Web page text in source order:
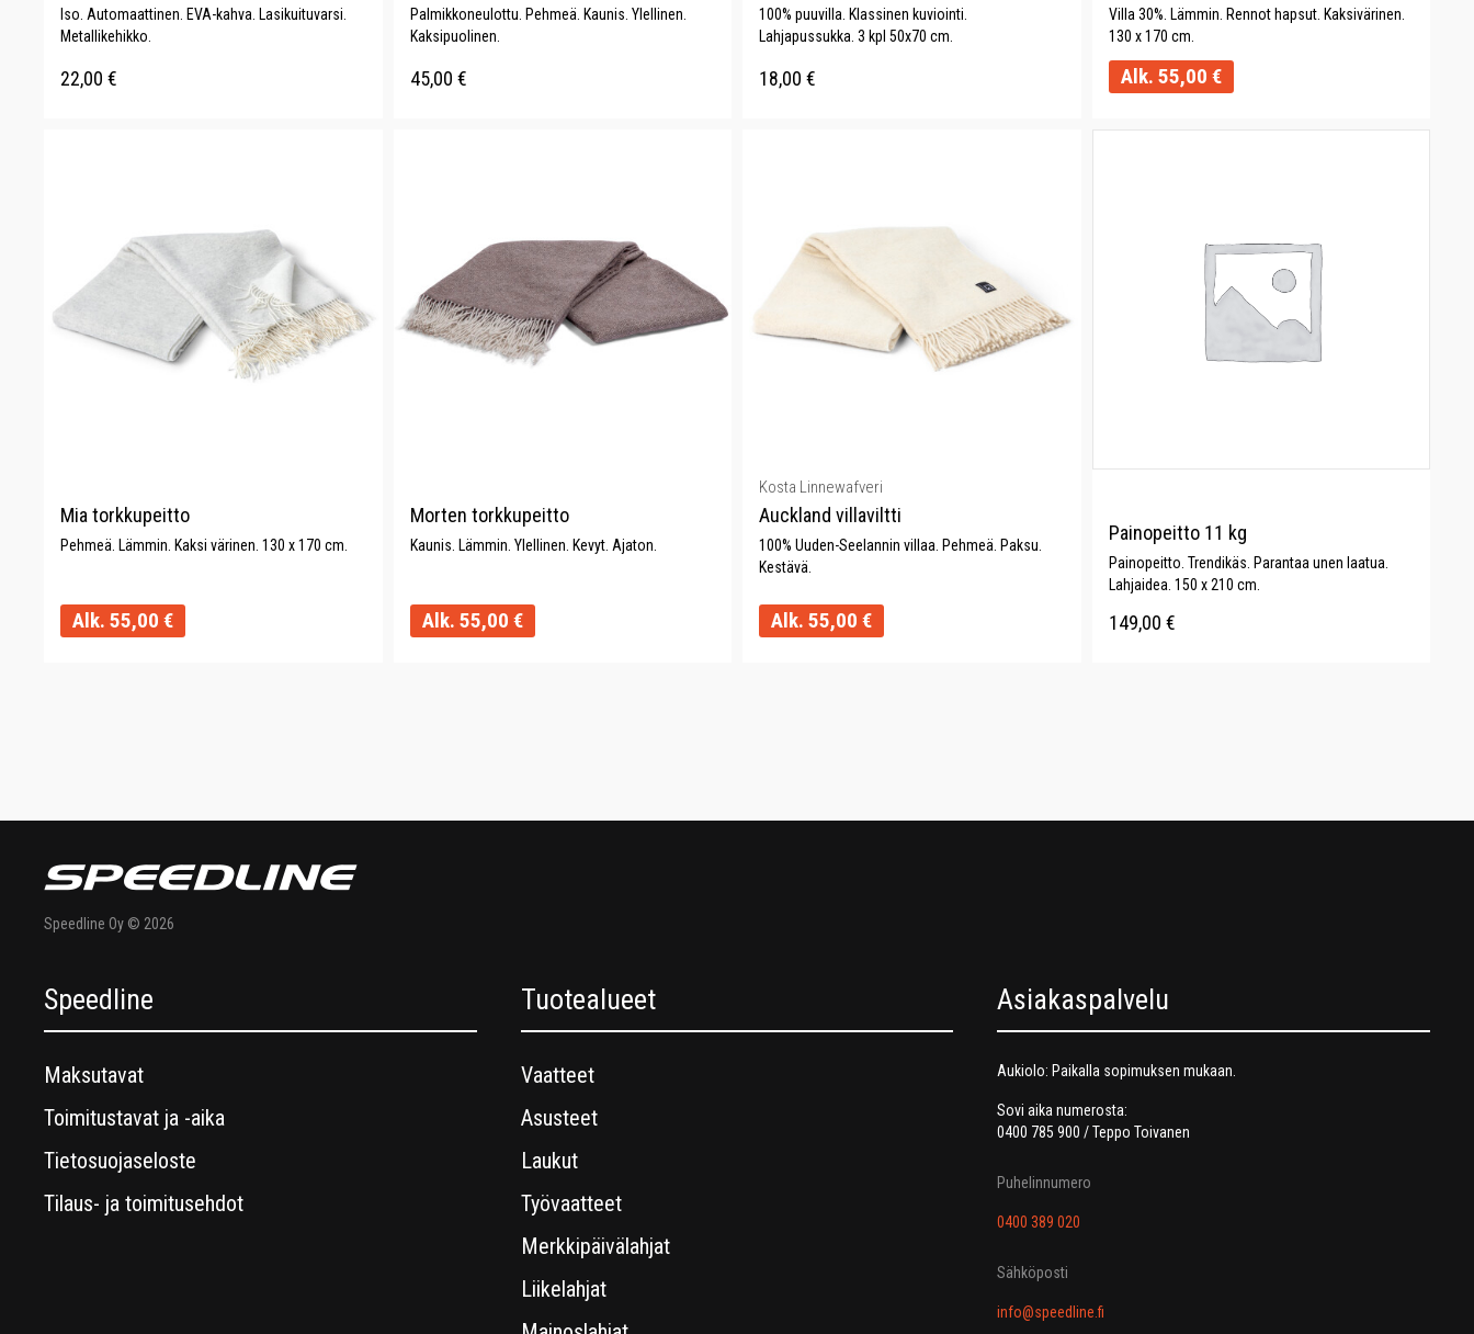
Iso. Automaattinen. EVA-kahva. Lasikuituvarsi.
Metallikehikko.
22,00 €
Palmikkoneulottu. Pehmeä. Kaunis. Ylellinen.
Kaksipuolinen.
45,00 €
100% puuvilla. Klassinen kuviointi.
Lahjapussukka. 3 kpl 50x70 cm.
18,00 €
Villa 30%. Lämmin. Rennot hapsut. Kaksivärinen.
130 x 170 cm.
Alk. 55,00 €
Mia torkkupeitto
Pehmeä. Lämmin. Kaksi värinen. 130 x 170 cm.
Alk. 55,00 €
Morten torkkupeitto
Kaunis. Lämmin. Ylellinen. Kevyt. Ajaton.
Alk. 55,00 €
Kosta Linnewafveri
Auckland villaviltti
100% Uuden-Seelannin villaa. Pehmeä. Paksu.
Kestävä.
Alk. 55,00 €
Painopeitto 11 kg
Painopeitto. Trendikäs. Parantaa unen laatua.
Lahjaidea. 150 x 210 cm.
149,00 €
Speedline Oy © 2026
Speedline
Maksutavat
Toimitustavat ja -aika
Tietosuojaseloste
Tilaus- ja toimitusehdot
Tuotealueet
Vaatteet
Asusteet
Laukut
Työvaatteet
Merkkipäivälahjat
Liikelahjat
Asiakaspalvelu
Aukiolo: Paikalla sopimuksen mukaan.
Sovi aika numerosta:
0400 785 900 / Teppo Toivanen
Puhelinnumero
0400 389 020
Sähköposti
info@speedline.fi